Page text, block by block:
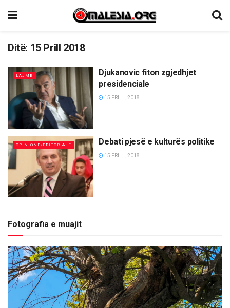
Ditë: 15 Prill 2018
LAJME
Djukanovic fiton zgjedhjet
presidenciale
15 PRILL, 2018
OPINIONE/EDITORIALE Debati pjesë e kulturës politike
15 PRILL, 2018
Fotografia e muajit